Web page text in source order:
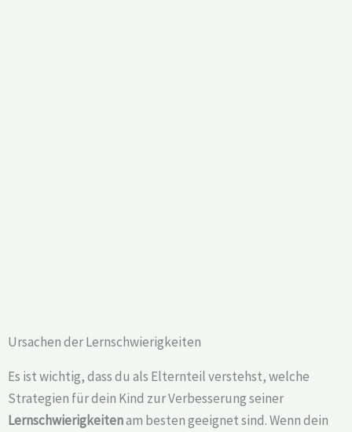
Ursachen der Lernschwierigkeiten
Es ist wichtig, dass du als Elternteil verstehst, welche
Strategien für dein Kind zur Verbesserung seiner
Lernschwierigkeitenam besten geeignet sind. Wenn dein